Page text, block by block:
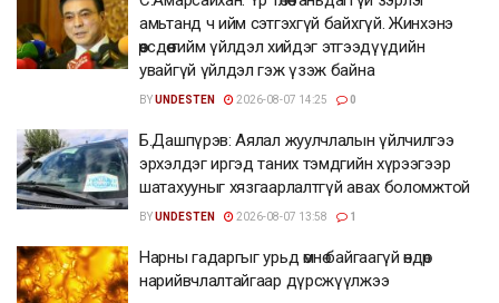
амьтанд ч ийм сэтгэхгүй байхгүй. Жинхэнэ
өөрсдөө тийм үйлдэл хийдэг этгээдүүдийн
увайгүй үйлдэл гэж үзэж байна
BYUNDESTEN 2026-08-07 14:25 0
Б.Дашпүрэв: Аялал жуулчлалын үйлчилгээ
эрхэлдэг иргэд таних тэмдгийн хүрээгээр
шатахууныг хязгаарлалтгүй авах боломжтой
BYUNDESTEN 2026-08-07 13:58 1
Нарны гадаргыг урьд өмнө байгаагүй өндөр
нарийвчлалтайгаар дүрсжүүлжээ